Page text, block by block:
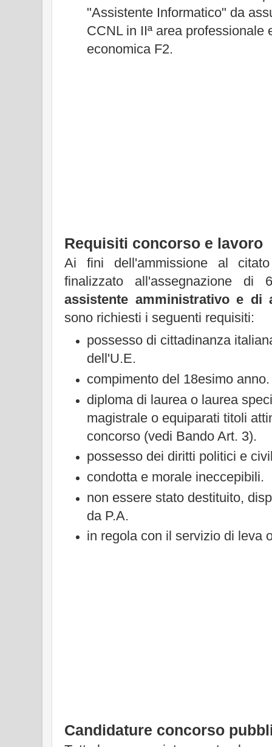
"Assistente Informatico" da
CCNL in IIª area professionale
economica F2.
Requisiti concorso e lavoro
Ai fini dell'ammissione al
finalizzato all'assegnazione
assistente amministrativo e di
sono richiesti i seguenti requisiti:
possesso di cittadinanza
dell'U.E.
compimento del 18esimo anno.
diploma di laurea o laurea
magistrale o equiparati titoli
concorso (vedi Bando Art. 3).
possesso dei diritti politici e
condotta e morale ineccepibili.
non essere stato destituito,
da P.A.
in regola con il servizio di leva
Candidature concorso